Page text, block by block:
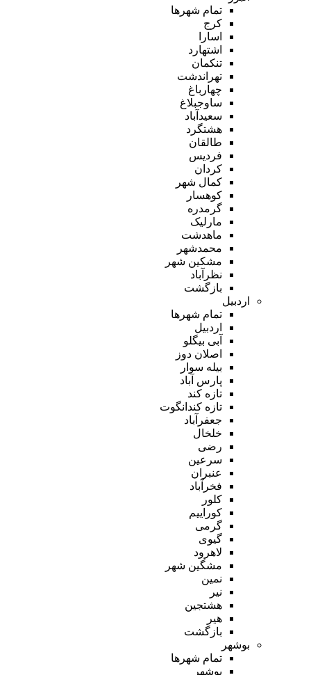
تمام شهر‌ها
کرج
اسارا
اشتهارد
تنکمان
تهراندشت
چهارباغ
ساوجبلاغ
سعیدآباد
هشتگرد
طالقان
فردیس
کردان
کمال شهر
کوهسار
گرمدره
مارلیک
ماهدشت
محمدشهر
مشکین شهر
نظرآباد
بازگشت
اردبیل
تمام شهر‌ها
اردبیل
آبی بیگلو
اصلان دوز
بیله سوار
پارس آباد
تازه کند
تازه کندانگوت
جعفرآباد
خلخال
رضی
سرعین
عنبران
فخرآباد
کلور
کوراییم
گرمی
گیوی
لاهرود
مشگین شهر
نمین
نیر
هشتجین
هیر
بازگشت
بوشهر
تمام شهر‌ها
بوشهر